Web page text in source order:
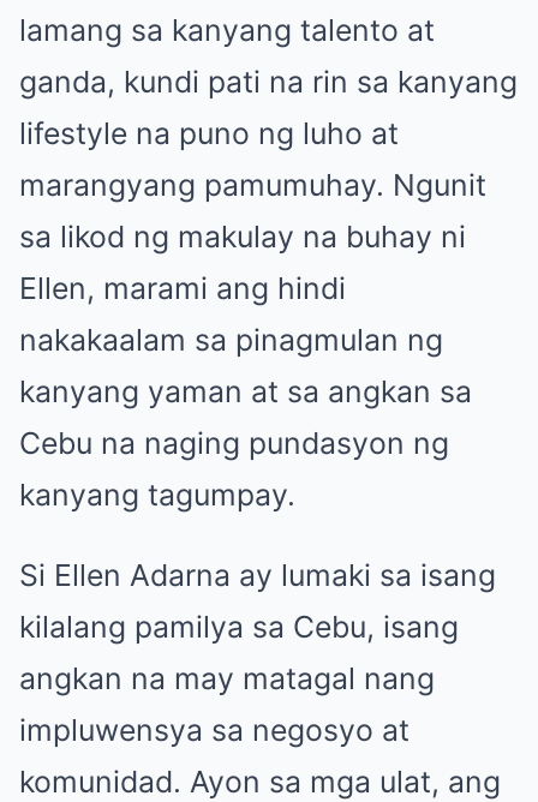
lamang sa kanyang talento at
ganda, kundi pati na rin sa kanyang
lifestyle na puno ng luho at
marangyang pamumuhay. Ngunit
sa likod ng makulay na buhay ni
Ellen, marami ang hindi
nakakaalam sa pinagmulan ng
kanyang yaman at sa angkan sa
Cebu na naging pundasyon ng
kanyang tagumpay.
Si Ellen Adarna ay lumaki sa isang
kilalang pamilya sa Cebu, isang
angkan na may matagal nang
impluwensya sa negosyo at
komunidad. Ayon sa mga ulat, ang